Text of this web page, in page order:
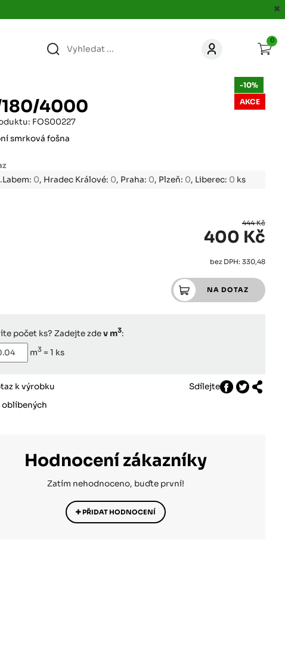
4000
FOS00227
smrková fošna
0, Hradec Králové: 0, Praha: 0, Plzeň: 0, Liberec: 0 ks
-10%
AKCE
444 Kč
400 Kč
bez DPH: 330,48
počet ks? Zadejte zdev m3:
m3= 1 ks
k výrobku
Sdílejte
oblíbených
Hodnocení zákazníky
Zatím nehodnoceno, buďte první!
PŘIDAT HODNOCENÍ
0
767
jacer.cz
860
jacer.cz